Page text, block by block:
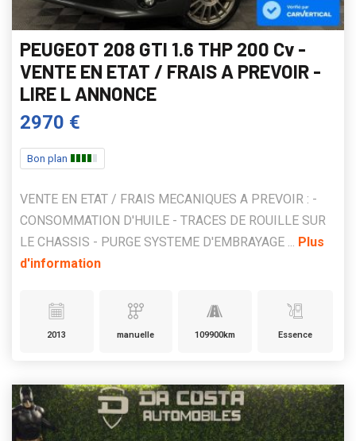
PEUGEOT 208 GTI 1.6 THP 200 Cv -
VENTE EN ETAT / FRAIS A PREVOIR -
LIRE L ANNONCE
2970 €
Bon plan
VENTE EN ETAT / FRAIS MECANIQUES A PREVOIR : -
CONSOMMATION D'HUILE - TRACES DE ROUILLE SUR
LE CHASSIS - PURGE SYSTEME D'EMBRAYAGE ... Plus
d'information
2013 manuelle 109900km Essence